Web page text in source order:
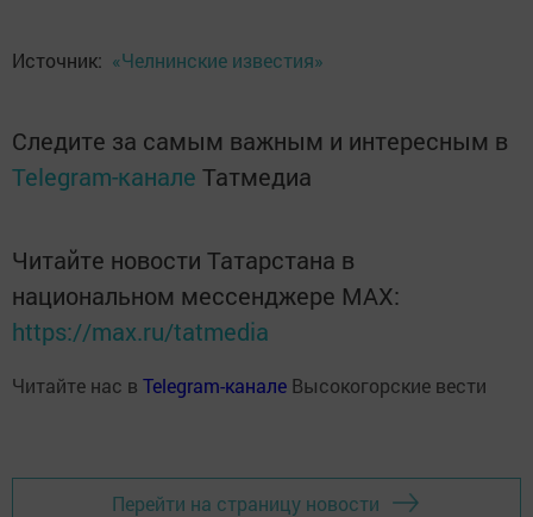
Источник: «Челнинские известия»
Следите за самым важным и интересным в
Telegram-канале Татмедиа
Читайте новости Татарстана в
национальном мессенджере MАХ:
https://max.ru/tatmedia
Читайте нас в Telegram-канале Высокогорские вести
Перейти на страницу новости